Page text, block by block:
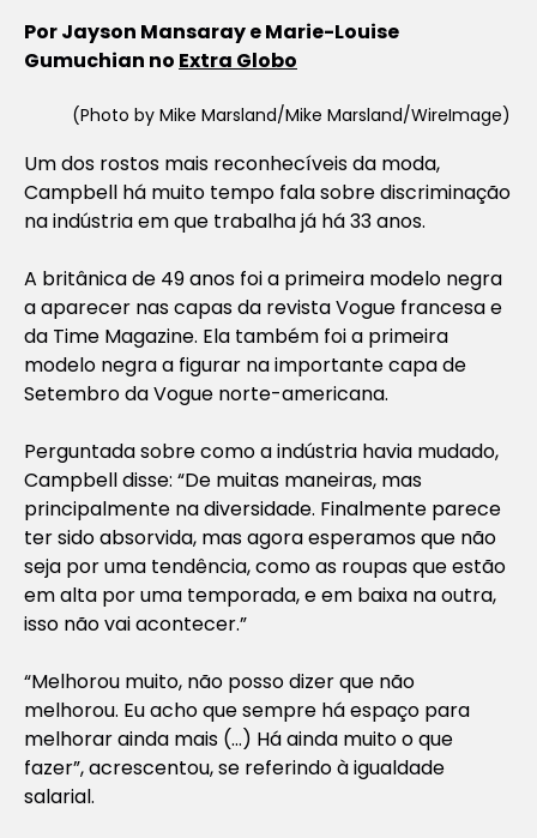
Por Jayson Mansaray e Marie-Louise
Gumuchian no Extra Globo
(Photo by Mike Marsland/Mike Marsland/WireImage)
Um dos rostos mais reconhecíveis da moda,
Campbell há muito tempo fala sobre discriminação
na indústria em que trabalha já há 33 anos.
A britânica de 49 anos foi a primeira modelo negra
a aparecer nas capas da revista Vogue francesa e
da Time Magazine. Ela também foi a primeira
modelo negra a figurar na importante capa de
Setembro da Vogue norte-americana.
Perguntada sobre como a indústria havia mudado,
Campbell disse: “De muitas maneiras, mas
principalmente na diversidade. Finalmente parece
ter sido absorvida, mas agora esperamos que não
seja por uma tendência, como as roupas que estão
em alta por uma temporada, e em baixa na outra,
isso não vai acontecer.”
“Melhorou muito, não posso dizer que não
melhorou. Eu acho que sempre há espaço para
melhorar ainda mais (…) Há ainda muito o que
fazer”, acrescentou, se referindo à igualdade
salarial.